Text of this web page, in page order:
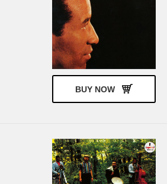
BUY NOW